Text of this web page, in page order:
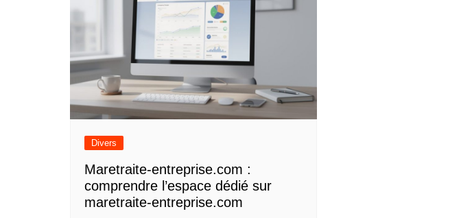
Divers
Maretraite-entreprise.com :
comprendre l’espace dédié sur
maretraite-entreprise.com